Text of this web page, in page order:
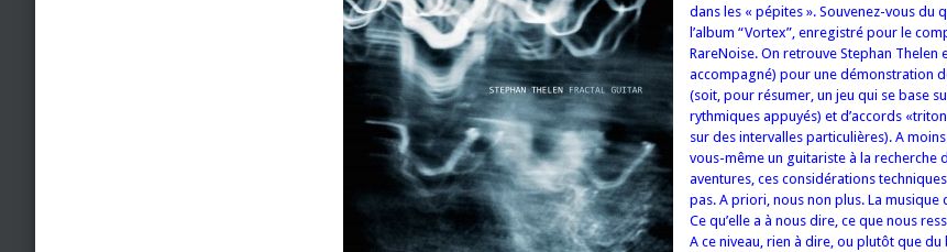
dans les « pépites ». Souvenez-vous du
l’album “Vortex”, enregistré pour le
RareNoise. On retrouve Stephan Thelen
accompagné) pour une démonstration
(soit, pour résumer, un jeu qui se base
rythmiques appuyés) et d’accords
sur des intervalles particulières). A
vous-même un guitariste à la recherche
aventures, ces considérations
pas. A priori, nous non plus. La musique
Ce qu’elle a à nous dire, ce que nous
A ce niveau, rien à dire, ou plutôt que du